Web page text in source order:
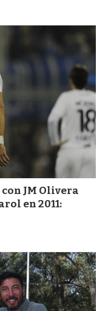
JM Olivera
en 2011: